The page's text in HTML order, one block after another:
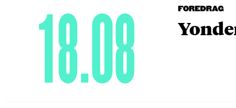
FOREDRAG
18.08